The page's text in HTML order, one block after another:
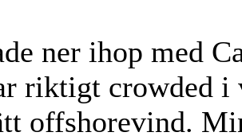
ner ihop med
riktigt crowded
offshorevind.